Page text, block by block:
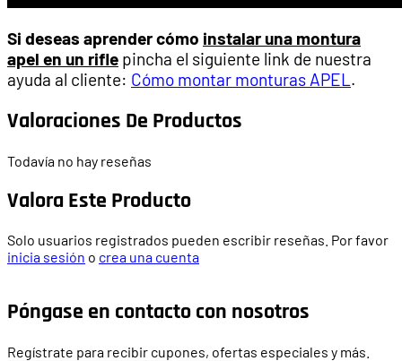
Si deseas aprender cómo instalar una montura
apel en un rifle pincha el siguiente link de nuestra
ayuda al cliente: Cómo montar monturas APEL.
Valoraciones De Productos
Todavía no hay reseñas
Valora Este Producto
Solo usuarios registrados pueden escribir reseñas. Por favor
inicia sesión o crea una cuenta
Póngase en contacto con nosotros
Regístrate para recibir cupones, ofertas especiales y más.